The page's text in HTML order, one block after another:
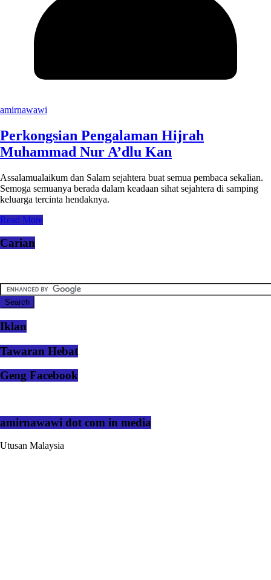
amirnawawi
Perkongsian Pengalaman Hijrah
Muhammad Nur A’dlu Kan
Assalamualaikum dan Salam sejahtera buat semua pembaca sekalian.
Semoga semuanya berada dalam keadaan sihat sejahtera di samping
keluarga tercinta hendaknya.
Read More
Carian
Iklan
Tawaran Hebat
Geng Facebook
amirnawawi dot com in media
Utusan Malaysia